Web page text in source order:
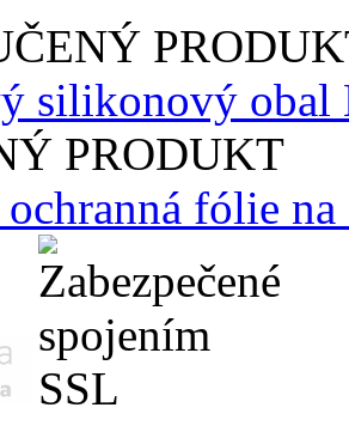
silikonový obal
PRODUKT
fólie